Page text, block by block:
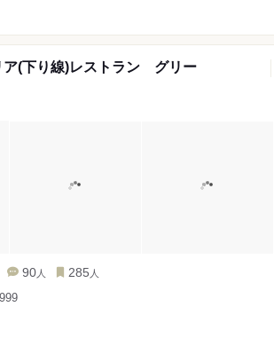
ア(下り線)レストラン グリー
90 人 285 人